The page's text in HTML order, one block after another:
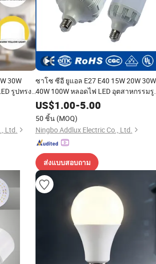
30W
รูปทรง
Ltd.
ซาโซ ซีอี ยูแอล E27 E40 15W 20W 30W
40W 100W หลอดไฟ LED อุตสาหกรรมรู
ตัว T ที่ทรงพลัง ผลิตในประเทศจีน สำหรับ
การให้แสงสว่างภายในบ้านและธุรกิจ
US$1.00-5.00
50 ชิ้น (MOQ)
Ningbo Addlux Electric Co., Ltd.
ส่งแบบสอบถาม